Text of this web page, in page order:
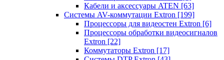
Кабели и аксессуары ATEN [63]
Системы AV-коммутации Extron [199]
Процессоры для видеостен Extron [6]
Процессоры обработки видеосигналов
Extron [22]
Коммутаторы Extron [17]